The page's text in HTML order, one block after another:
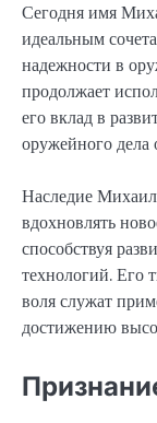
Сегодня имя
идеальным
надежности в
продолжает
его вклад в
оружейного дела
Наследие
вдохновлять
способствуя
технологий. Его
воля служат
достижению